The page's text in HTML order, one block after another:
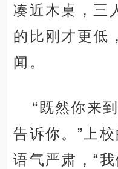
凑近木桌，三
的比刚才更低
闻。
“既然你来
告诉你。”上
语气严肃，“